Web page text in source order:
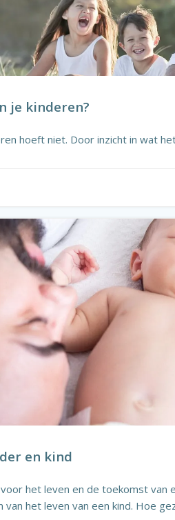
je kinderen?
hoeft niet. Door inzicht in wat
en kind
het leven en de toekomst van
het leven van een kind. Hoe